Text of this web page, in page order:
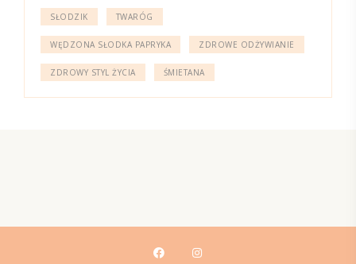
SŁODZIK TWARÓG
WĘDZONA SŁODKA PAPRYKA ZDROWE ODŻYWIANIE
ZDROWY STYL ŻYCIA ŚMIETANA